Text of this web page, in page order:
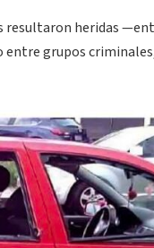
resultaron heridas
grupos